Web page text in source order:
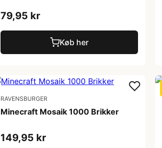
79,95 kr
Køb her
RAVENSBURGER
Minecraft Mosaik 1000 Brikker
149,95 kr